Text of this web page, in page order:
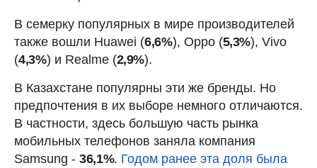
В семерку популярных в мире производителей
также вошли Huawei (6,6%), Oppo (5,3%), Vivo
(4,3%) и Realme (2,9%).
В Казахстане популярны эти же бренды. Но
предпочтения в их выборе немного отличаются.
В частности, здесь большую часть рынка
мобильных телефонов заняла компания
Samsung - 36,1%. Годом ранее эта доля была